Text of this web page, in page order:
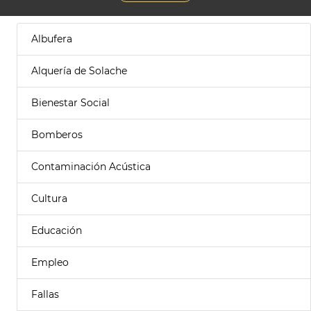
Albufera
Alquería de Solache
Bienestar Social
Bomberos
Contaminación Acústica
Cultura
Educación
Empleo
Fallas